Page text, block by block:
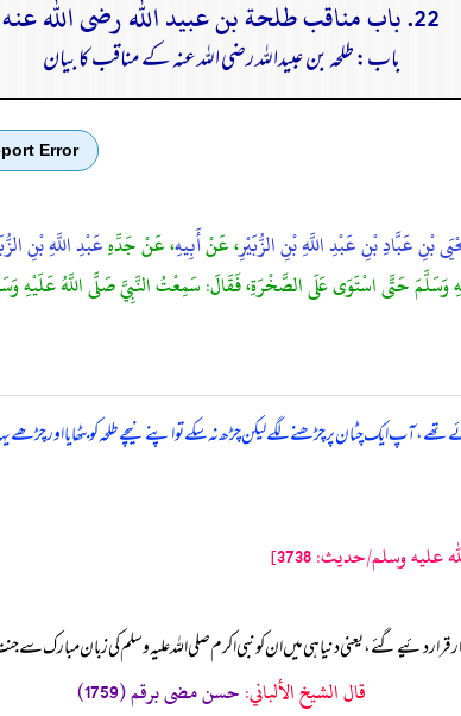
22. باب مناقب طلحة بن عبيد الله رضى الله عنه
باب: طلحہ بن عبیداللہ رضی الله عنہ کے مناقب کا بیان
Error
بْنِ عَبَّادِ بْنِ عَبْدِ اللَّهِ بْنِ الزُّبَيْرِ، عَنْأَبِيهِ، عَنْ جَدِّهِعَبْدِ اللَّهِ بْنِ
وَسَلَّمَ حَتَّى اسْتَوَى عَلَى الصَّخْرَةِ، فَقَالَ: سَمِعْتُ النَّبِيَّ صَلَّى اللَّهُ
تھے، آپ ایک چٹان پر چڑھنے لگے لیکن چڑھ نہ سکے تو اپنے نیچے طلحہ کو بٹھایا اور
وسلم/حدیث: 3738]
دئیے گئے، یعنی دنیا ہی میں ان کو نبی اکرم صلی اللہ علیہ وسلم کی زبان مبارک
قال الشيخ الألباني:حسن مضى برقم (1759)